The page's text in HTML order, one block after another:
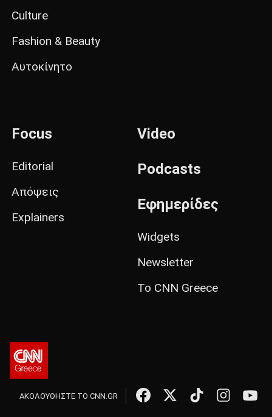
Culture
Fashion & Beauty
Αυτοκίνητο
Focus
Editorial
Απόψεις
Explainers
Video
Podcasts
Εφημερίδες
Widgets
Newsletter
Το CNN Greece
ΑΚΟΛΟΥΘΗΣΤΕ ΤΟ CNN.GR